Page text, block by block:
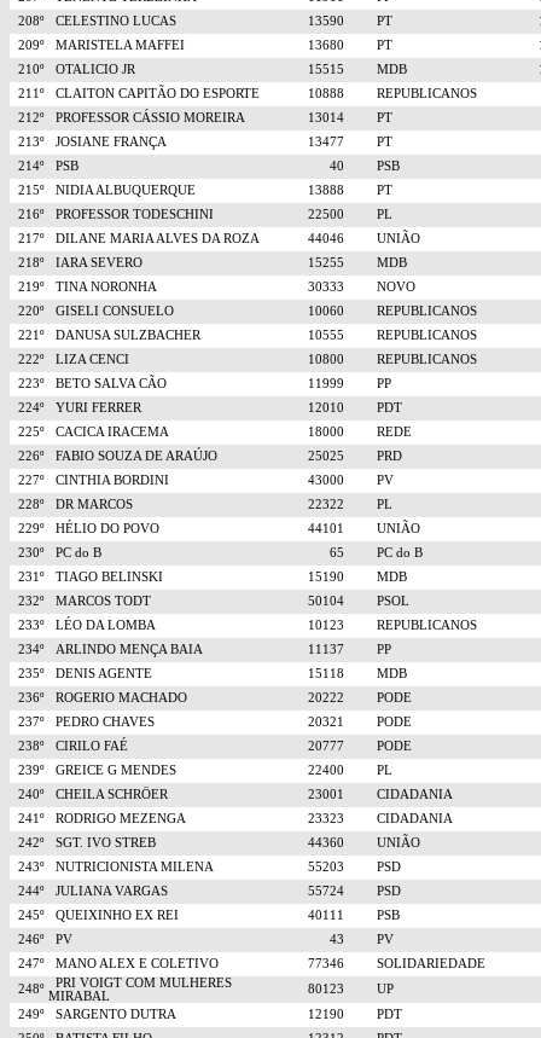
208º
CELESTINO LUCAS 13590 PT
209º
MARISTELA MAFFEI 13680 PT
210º
OTALICIO JR 15515 MDB
211º
CLAITON CAPITÃO DO ESPORTE 10888
REPUBLICANOS
212º
PROFESSOR CÁSSIO MOREIRA 13014
PT
213º
JOSIANE FRANÇA 13477
PT
214º
PSB 40
PSB
215º
NIDIA ALBUQUERQUE 13888
PT
216º
PROFESSOR TODESCHINI 22500
PL
217º
DILANE MARIA ALVES DA ROZA 44046
UNIÃO
218º
IARA SEVERO 15255
MDB
219º
TINA NORONHA 30333
NOVO
220º
GISELI CONSUELO 10060
REPUBLICANOS
221º
DANUSA SULZBACHER 10555
REPUBLICANOS
222º
LIZA CENCI 10800
REPUBLICANOS
223º
BETO SALVA CÃO 11999
PP
224º
YURI FERRER 12010
PDT
225º
CACICA IRACEMA 18000
REDE
226º
FABIO SOUZA DE ARAÚJO 25025
PRD
227º
CINTHIA BORDINI 43000
PV
228º
DR MARCOS 22322
PL
229º
HÉLIO DO POVO 44101
UNIÃO
230º
PC do B 65
PC do B
231º
TIAGO BELINSKI 15190
MDB
232º
MARCOS TODT 50104
PSOL
233º
LÉO DA LOMBA 10123
REPUBLICANOS
234º
ARLINDO MENÇA BAIA 11137
PP
235º
DENIS AGENTE 15118
MDB
236º
ROGERIO MACHADO 20222
PODE
237º
PEDRO CHAVES 20321
PODE
238º
CIRILO FAÉ 20777
PODE
239º
GREICE G MENDES 22400
PL
240º
CHEILA SCHRÖER 23001
CIDADANIA
241º
RODRIGO MEZENGA 23323
CIDADANIA
242º
SGT. IVO STREB 44360
UNIÃO
243º
NUTRICIONISTA MILENA 55203
PSD
244º
JULIANA VARGAS 55724
PSD
245º
QUEIXINHO EX REI 40111
PSB
246º
PV 43
PV
247º
MANO ALEX E COLETIVO 77346
SOLIDARIEDADE
248º
PRI VOIGT COM MULHERES
MIRABAL
80123
UP
249º
SARGENTO DUTRA 12190
PDT